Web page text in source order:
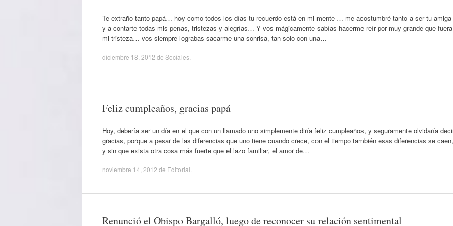
Te extraño tanto papá… hoy como todos los días tu recuerdo está en mi mente … me acostumbré tanto a ser tu amiga
y a contarte todas mis penas, tristezas y alegrías… Y vos mágicamente sabías hacerme reír por muy grande que fuera
mi tristeza… vos siempre lograbas sacarme una sonrisa, tan solo con una…
diciembre 18, 2012 de Sociales
Feliz cumpleaños, gracias papá
Hoy, debería ser un día en el que con un llamado uno simplemente diría feliz cumpleaños, y seguramente olvidaría
gracias, porque a pesar de las diferencias que uno tiene cuando crece, con el tiempo también esas diferencias se caen,
y sin que exista otra cosa más fuerte que el lazo familiar, el amor de…
noviembre 14, 2012 de Editorial
Renunció el Obispo Bargalló, luego de reconocer su relación sentimental